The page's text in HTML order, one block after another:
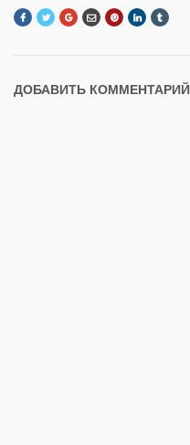
ДОБАВИТЬ КОММЕНТАРИЙ